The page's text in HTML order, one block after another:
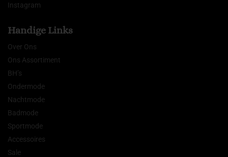
Instagram
Handige Links
Over Ons
Ons Assortiment
BH’s
Ondermode
Nachtmode
Badmode
Sportmode
Accessoires
Sale